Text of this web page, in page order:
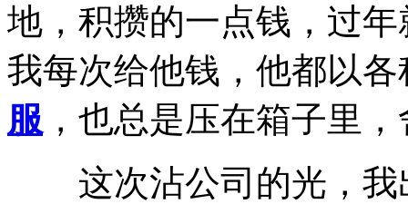
地，积攒的一点钱，过
我每次给他钱，他都以
服 ，也总是压在箱子里
这次沾公司的光，我